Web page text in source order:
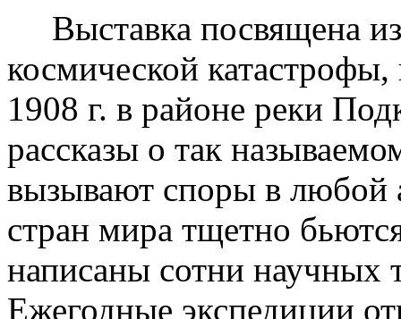
Выставка посвящена
космической
1908 г. в районе реки
рассказы о так
вызывают споры в любой
стран мира тщетно
написаны сотни научных
Ежегодные экспедиции